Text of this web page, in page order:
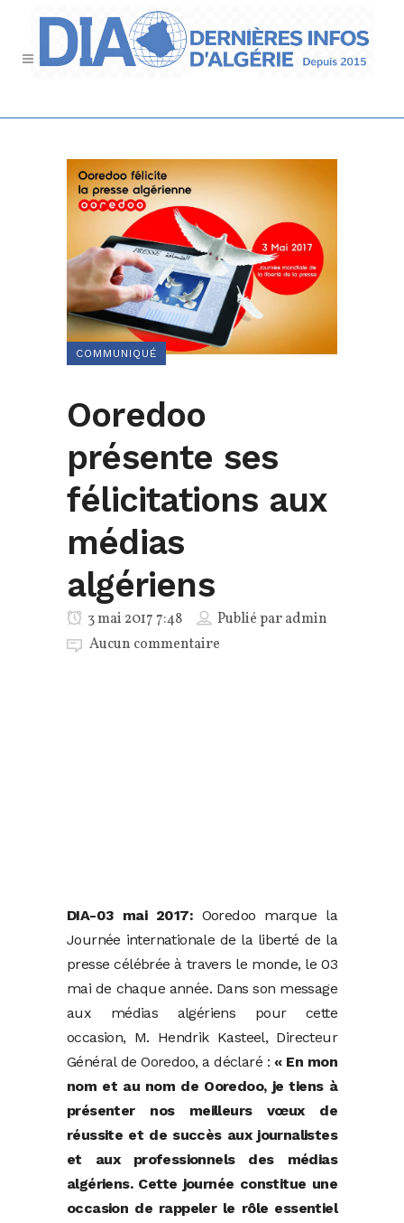
COMMUNIQUÉ
Ooredoo
présente ses
félicitations aux
médias
algériens
3 mai 2017 7:48 Publié paradmin
Aucun commentaire
DIA-03 mai 2017:Ooredoo marque la
Journée internationale de la liberté de la
presse célébrée à travers le monde, le 03
mai de chaque année. Dans son message
aux médias algériens pour cette
occasion, M. Hendrik Kasteel, Directeur
Général de Ooredoo, a déclaré :« En mon
nom et au nom de Ooredoo, je tiens à
présenter nos meilleurs vœux de
réussite et de succès aux journalistes
et aux professionnels des médias
algériens. Cette journée constitue une
occasion de rappeler le rôle essentiel